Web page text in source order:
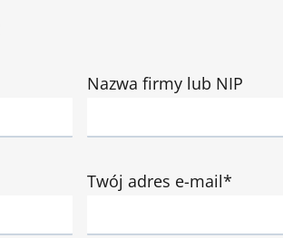
Nazwa firmy lub NIP
Twój adres e-mail*